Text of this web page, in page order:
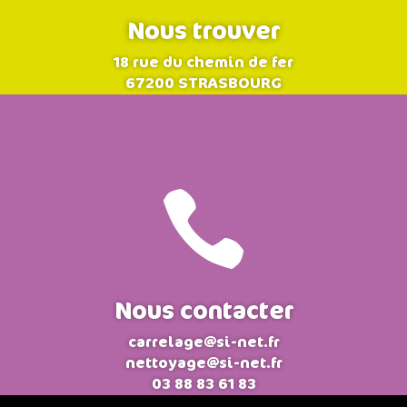
Nous trouver
18 rue du chemin de fer
67200 STRASBOURG

Nous contacter
carrelage@si-net.fr
nettoyage@si-net.fr
03 88 83 61 83